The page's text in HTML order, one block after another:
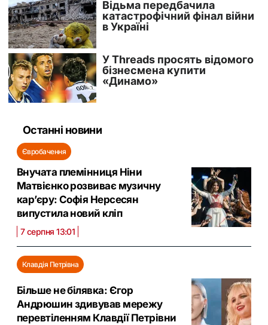
Останні новини
Євробачення
Внучата племінниця Ніни
Матвієнко розвиває музичну
кар’єру: Софія Нерсесян
випустила новий кліп
7 серпня 13:01
Клавдія Петрівна
Більше не білявка: Єгор
Андрюшин здивував мережу
перевтіленням Клавдії Петрівни